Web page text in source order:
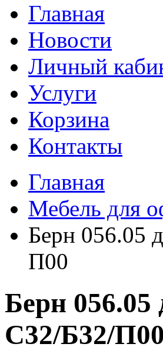
Главная
Новости
Личный
Услуги
Корзина
Контакты
Главная
Мебель для
Берн 056.05
П00
Берн 056.05
С32/Б32/П00